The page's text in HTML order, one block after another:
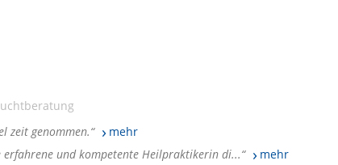
zeit genommen.
mehr
erfahrene und kompetente Heilpraktikerin di...
mehr